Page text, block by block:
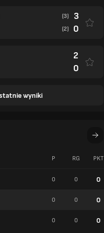
(3) 3
(2) 0
2
0
wyniki
P RG PKT
0 0 0
0 0 0
0 0 0